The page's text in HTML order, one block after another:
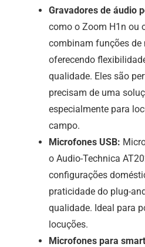
Gravadores de áudio
como o Zoom H1n ou
combinam funções de
oferecendo
qualidade. Eles são
precisam de uma
especialmente para
campo.
Microfones USB:
o Audio-Technica
configurações
praticidade do plug-
qualidade. Ideal para
locuções.
Microfones para